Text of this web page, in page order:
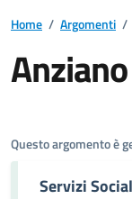
Home / Argomenti /
Anziano
Questo argomento è
Servizi